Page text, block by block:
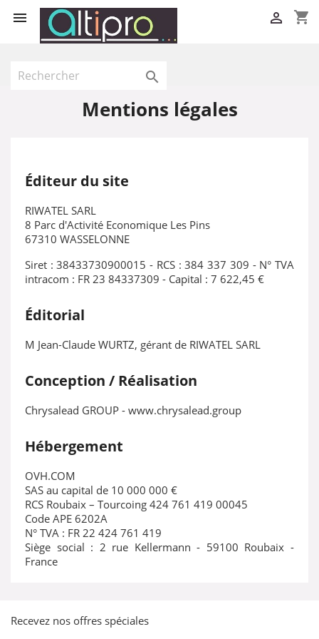
 shopping_cart


Mentions légales
Éditeur du site
RIWATEL SARL
8 Parc d'Activité Economique Les Pins
67310 WASSELONNE
Siret : 38433730900015 - RCS : 384 337 309 - N° TVA
intracom : FR 23 84337309 - Capital : 7 622,45 €
Éditorial
M Jean-Claude WURTZ, gérant de RIWATEL SARL
Conception / Réalisation
Chrysalead GROUP - www.chrysalead.group
Hébergement
OVH.COM
SAS au capital de 10 000 000 €
RCS Roubaix – Tourcoing 424 761 419 00045
Code APE 6202A
N° TVA : FR 22 424 761 419
Siège social : 2 rue Kellermann - 59100 Roubaix -
France
Recevez nos offres spéciales